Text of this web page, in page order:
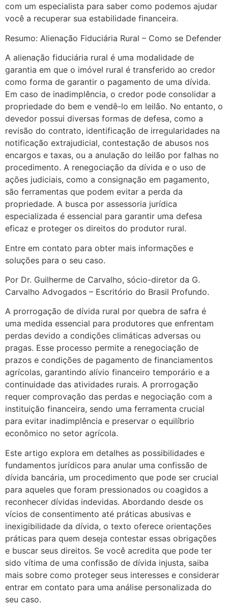
com um especialista para saber como podemos ajudar
você a recuperar sua estabilidade financeira.
Resumo: Alienação Fiduciária Rural – Como se Defender
A alienação fiduciária rural é uma modalidade de
garantia em que o imóvel rural é transferido ao credor
como forma de garantir o pagamento de uma dívida.
Em caso de inadimplência, o credor pode consolidar a
propriedade do bem e vendê-lo em leilão. No entanto, o
devedor possui diversas formas de defesa, como a
revisão do contrato, identificação de irregularidades na
notificação extrajudicial, contestação de abusos nos
encargos e taxas, ou a anulação do leilão por falhas no
procedimento. A renegociação da dívida e o uso de
ações judiciais, como a consignação em pagamento,
são ferramentas que podem evitar a perda da
propriedade. A busca por assessoria jurídica
especializada é essencial para garantir uma defesa
eficaz e proteger os direitos do produtor rural.
Entre em contato para obter mais informações e
soluções para o seu caso.
Por Dr. Guilherme de Carvalho, sócio-diretor da G.
Carvalho Advogados – Escritório do Brasil Profundo.
A prorrogação de dívida rural por quebra de safra é
uma medida essencial para produtores que enfrentam
perdas devido a condições climáticas adversas ou
pragas. Esse processo permite a renegociação de
prazos e condições de pagamento de financiamentos
agrícolas, garantindo alívio financeiro temporário e a
continuidade das atividades rurais. A prorrogação
requer comprovação das perdas e negociação com a
instituição financeira, sendo uma ferramenta crucial
para evitar inadimplência e preservar o equilíbrio
econômico no setor agrícola.
Este artigo explora em detalhes as possibilidades e
fundamentos jurídicos para anular uma confissão de
dívida bancária, um procedimento que pode ser crucial
para aqueles que foram pressionados ou coagidos a
reconhecer dívidas indevidas. Abordando desde os
vícios de consentimento até práticas abusivas e
inexigibilidade da dívida, o texto oferece orientações
práticas para quem deseja contestar essas obrigações
e buscar seus direitos. Se você acredita que pode ter
sido vítima de uma confissão de dívida injusta, saiba
mais sobre como proteger seus interesses e considerar
entrar em contato para uma análise personalizada do
seu caso.